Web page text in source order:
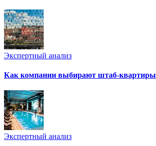
Экспертный анализ
Как компании выбирают штаб-квартиры
Экспертный анализ